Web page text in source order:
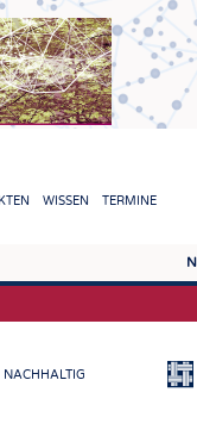
WISSEN TERMINE
NACHHALTIG